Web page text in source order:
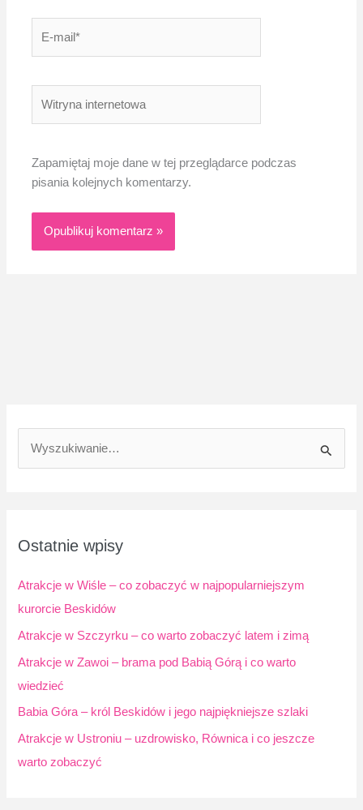
internetowa
Zapamiętaj moje dane w tej przeglądarce podczas
pisania kolejnych komentarzy.
d
l
Ostatnie wpisy
Atrakcje w Wiśle – co zobaczyć w najpopularniejszym
kurorcie Beskidów
Atrakcje w Szczyrku – co warto zobaczyć latem i zimą
Atrakcje w Zawoi – brama pod Babią Górą i co warto
wiedzieć
Babia Góra – król Beskidów i jego najpiękniejsze szlaki
Atrakcje w Ustroniu – uzdrowisko, Równica i co jeszcze
warto zobaczyć